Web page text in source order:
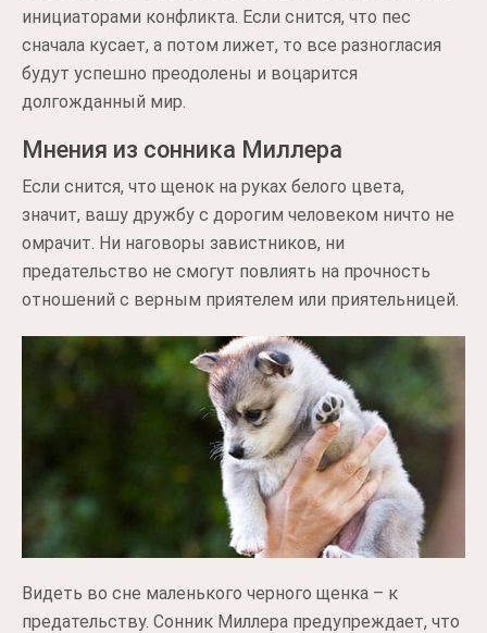
инициаторами конфликта. Если снится, что пес
сначала кусает, а потом лижет, то все разногласия
будут успешно преодолены и воцарится
долгожданный мир.
Мнения из сонника Миллера
Если снится, что щенок на руках белого цвета,
значит, вашу дружбу с дорогим человеком ничто не
омрачит. Ни наговоры завистников, ни
предательство не смогут повлиять на прочность
отношений с верным приятелем или приятельницей.
Видеть во сне маленького черного щенка – к
предательству. Сонник Миллера предупреждает, что